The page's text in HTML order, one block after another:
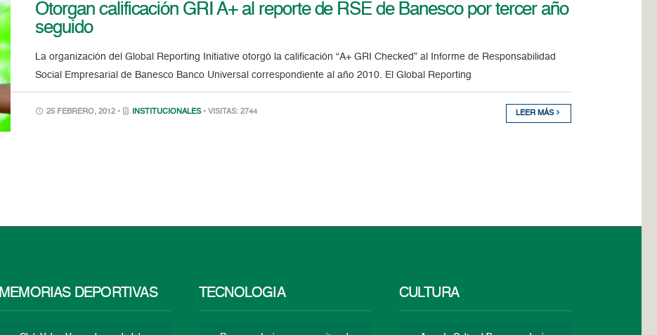
Otorgan calificación GRI A+ al reporte de RSE de Banesco por tercer año
seguido
La organización del Global Reporting Initiative otorgó la calificación “A+ GRI Checked” al Informe de Responsabilidad
Social Empresarial de Banesco Banco Universal correspondiente al año 2010. El Global Reporting
25 FEBRERO, 2012 • INSTITUCIONALES • VISITAS: 2744 LEER MÁS
MEMORIAS DEPORTIVAS TECNOLOGÍA CULTURA